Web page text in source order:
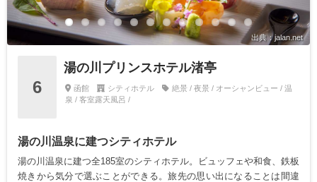
出典：jalan.net
6
湯の川プリンスホテル渚亭
函館 シティホテル
絶景 / 夜景 / オーシャンビュー / 温
泉 / 客室露天風呂 /
湯の川温泉に建つシティホテル
湯の川温泉に建つ全185室のシティホテル。ビュッフェや和食、鉄板
焼きから気分で選ぶことができる。旅先の思い出になることは間違